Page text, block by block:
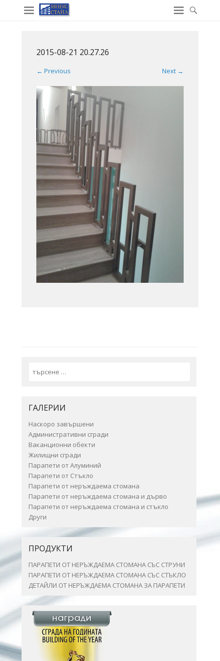
2015-08-21 20.27.26
← Previous Next →
ГАЛЕРИИ
Наскоро завършени
Административни сгради
Ваканционни обекти
Жилищни сгради
Парапети от Алуминий
Парапети от Стъкло
Парапети от неръждаема стомана
Парапети от неръждаема стомана и дърво
Парапети от неръждаема стомана и стъкло
Други
ПРОДУКТИ
ПАРАПЕТИ ОТ НЕРЪЖДАЕМА СТОМАНА СЪС СТРУНИ
ПАРАПЕТИ ОТ НЕРЪЖДАЕМА СТОМАНА СЪС СТЪКЛО
ДЕТАЙЛИ ОТ НЕРЪЖДАЕМА СТОМАНА ЗА ПАРАПЕТИ